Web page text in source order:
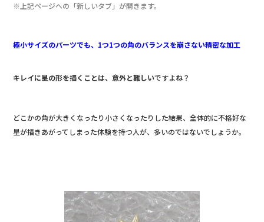
※上記ページへの「新しいタブ」が開きます。
極小サイズのパーツでも、1つ1つの角のバランスを崩さない精密な加工
キレイに星の形を描くことは、意外と難しいですよね？
どこかの角が大きくなったり小さくなったりした結果、全体的に不格好な
星が描きあがってしまった体験を持つ人が、多いのではないでしょうか。